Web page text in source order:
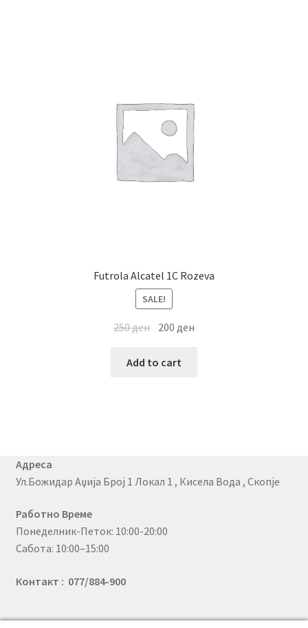
Futrola Alcatel 1C Rozeva
SALE!
250ден 200 ден
Add to cart
Адреса
Ул.Божидар Аџија Број 1 Локал 1 , Кисела Вода , Скопје
Работно Време
Понеделник-Петок: 10:00-20:00
Сабота: 10:00–15:00
Контакт : 077/884-900